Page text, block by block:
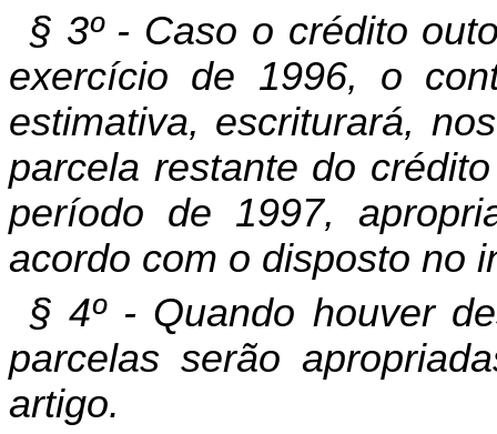
§ 3º - Caso o crédito
exercício de 1996, o
estimativa, escriturará,
parcela restante do
período de 1997,
acordo com o disposto no
§ 4º - Quando houver
parcelas serão
artigo.